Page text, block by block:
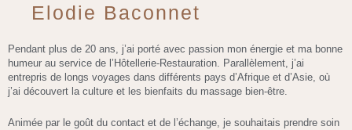
Elodie Baconnet
Pendant plus de 20 ans, j’ai porté avec passion mon énergie et ma bonne
humeur au service de l’Hôtellerie-Restauration. Parallèlement, j’ai
entrepris de longs voyages dans différents pays d’Afrique et d’Asie, où
j’ai découvert la culture et les bienfaits du massage bien-être.
Animée par le goût du contact et de l’échange, je souhaitais prendre soin